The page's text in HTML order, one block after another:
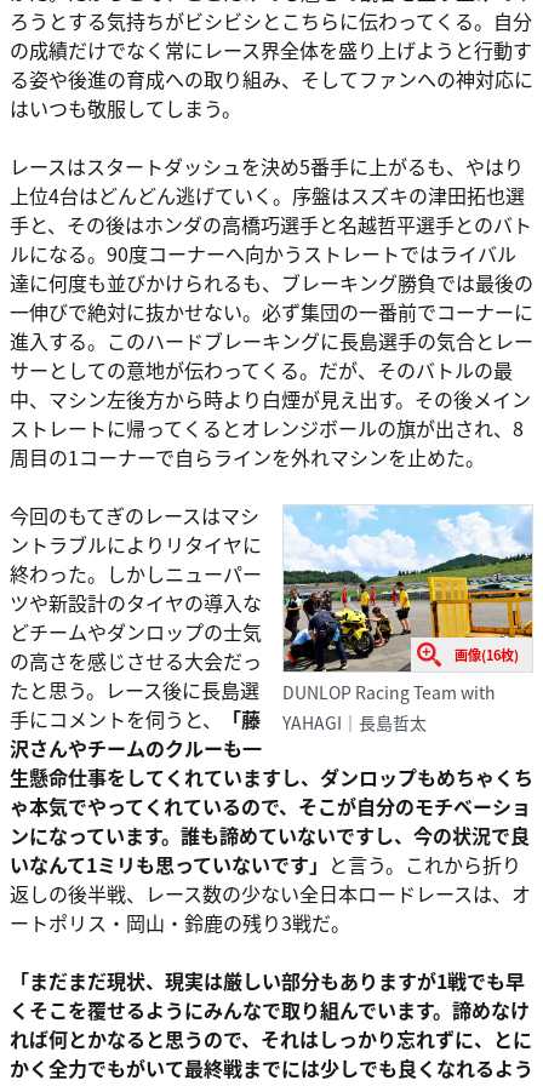
ろうとする気持ちがビシビシとこちらに伝わってくる。自分
の成績だけでなく常にレース界全体を盛り上げようと行動す
る姿や後進の育成への取り組み、そしてファンへの神対応に
はいつも敬服してしまう。
レースはスタートダッシュを決め5番手に上がるも、やはり
上位4台はどんどん逃げていく。序盤はスズキの津田拓也選
手と、その後はホンダの高橋巧選手と名越哲平選手とのバト
ルになる。90度コーナーへ向かうストレートではライバル
達に何度も並びかけられるも、ブレーキング勝負では最後の
一伸びで絶対に抜かせない。必ず集団の一番前でコーナーに
進入する。このハードブレーキングに長島選手の気合とレー
サーとしての意地が伝わってくる。だが、そのバトルの最
中、マシン左後方から時より白煙が見え出す。その後メイン
ストレートに帰ってくるとオレンジボールの旗が出され、8
周目の1コーナーで自らラインを外れマシンを止めた。
画像(16枚)
DUNLOP Racing Team with
YAHAGI｜長島哲太
今回のもてぎのレースはマシ
ントラブルによりリタイヤに
終わった。しかしニューパー
ツや新設計のタイヤの導入な
どチームやダンロップの士気
の高さを感じさせる大会だっ
たと思う。レース後に長島選
手にコメントを伺うと、
「藤
沢さんやチームのクルーも一
生懸命仕事をしてくれていますし、ダンロップもめちゃくち
ゃ本気でやってくれているので、そこが自分のモチベーショ
ンになっています。誰も諦めていないですし、今の状況で良
いなんて1ミリも思っていないです」 と言う。これから折り
返しの後半戦、レース数の少ない全日本ロードレースは、オ
ートポリス・岡山・鈴鹿の残り3戦だ。
「まだまだ現状、現実は厳しい部分もありますが1戦でも早
くそこを覆せるようにみんなで取り組んでいます。諦めなけ
れば何とかなると思うので、それはしっかり忘れずに、とに
かく全力でもがいて最終戦までには少しでも良くなれるよう